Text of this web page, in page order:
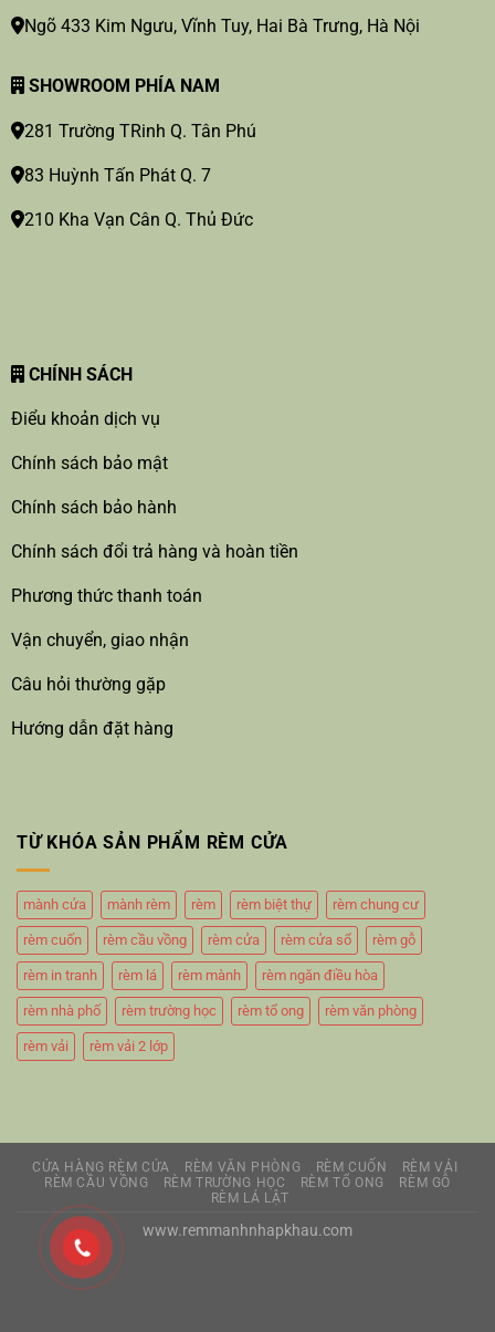
Ngõ 433 Kim Ngưu, Vĩnh Tuy, Hai Bà Trưng, Hà Nội
SHOWROOM PHÍA NAM
281 Trường TRinh Q. Tân Phú
83 Huỳnh Tấn Phát Q. 7
210 Kha Vạn Cân Q. Thủ Đức
CHÍNH SÁCH
Điểu khoản dịch vụ
Chính sách bảo mật
Chính sách bảo hành
Chính sách đổi trả hàng và hoàn tiền
Phương thức thanh toán
Vận chuyển, giao nhận
Câu hỏi thường gặp
Hướng dẫn đặt hàng
TỪ KHÓA SẢN PHẨM RÈM CỬA
mành cửa mành rèm rèm rèm biệt thự rèm chung cư
rèm cuốn rèm cầu vồng rèm cửa rèm cửa sổ rèm gỗ
rèm in tranh rèm lá rèm mành rèm ngăn điều hòa
rèm nhà phố rèm trường học rèm tổ ong rèm văn phòng
rèm vải rèm vải 2 lớp
CỬA HÀNG RÈM CỬA RÈM VĂN PHÒNG RÈM CUỐN
RÈM VẢI
RÈM CẦU VỒNG
RÈM TRƯỜNG HỌC RÈM TỔ ONG
RÈM GỖ
RÈM LÁ LẬT
www.remmanhnhapkhau.com